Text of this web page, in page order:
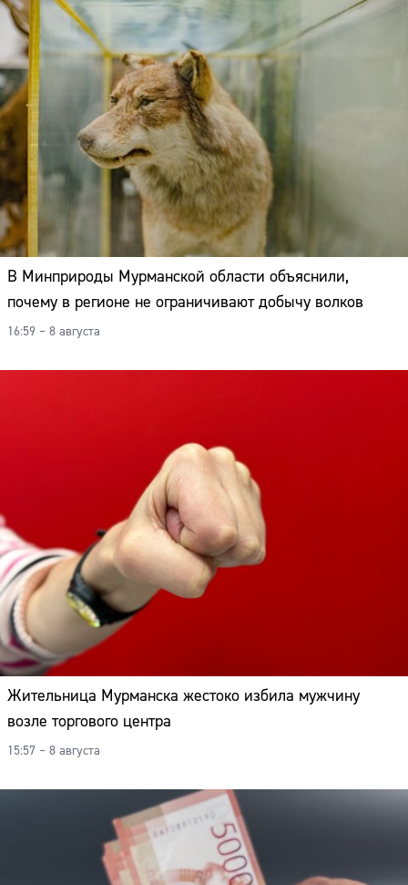
В Минприроды Мурманской области объяснили,
почему в регионе не ограничивают добычу волков
16:59 – 8 августа
Жительница Мурманска жестоко избила мужчину
возле торгового центра
15:57 – 8 августа